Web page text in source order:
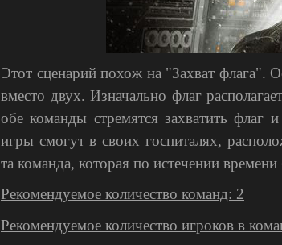
Этот сценарий похож на "Захват флага".
вместо двух. Изначально флаг
обе команды стремятся захватить флаг
игры смогут в своих госпиталях,
та команда, которая по истечении
Рекомендуемое количество команд: 2
Рекомендуемое количество игроков в